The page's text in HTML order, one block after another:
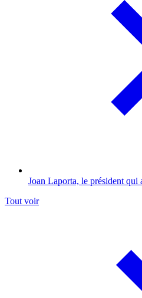
Joan Laporta, le président qui
Tout voir